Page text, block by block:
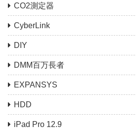
CO2測定器
CyberLink
DIY
DMM百万長者
EXPANSYS
HDD
iPad Pro 12.9